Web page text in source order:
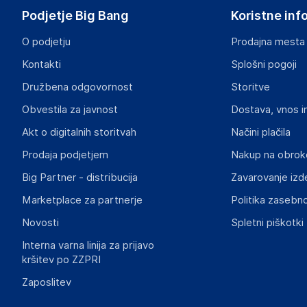
Podjetje Big Bang
O podjetju
Kontakti
Družbena odgovornost
Obvestila za javnost
Akt o digitalnih storitvah
Prodaja podjetjem
Big Partner - distribucija
Marketplace za partnerje
Novosti
Interna varna linija za prijavo
kršitev po ZZPRI
Zaposlitev
Koristne
Prodajna mesta
Splošni pogoji
Storitve
Dostava, vnos
Načini plačila
Nakup na
Zavarovanje
Politika
Spletni piškotki